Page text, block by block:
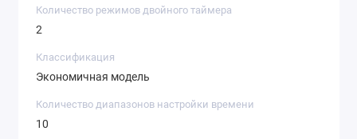
Количество режимов двойного таймера
2
Классификация
Экономичная модель
Количество диапазонов настройки времени
10